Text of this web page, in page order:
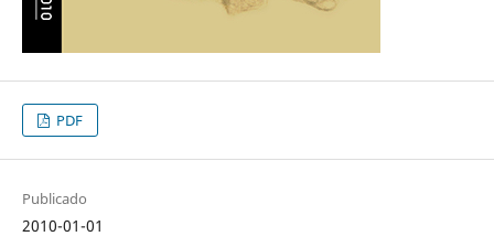
PDF
Publicado
2010-01-01